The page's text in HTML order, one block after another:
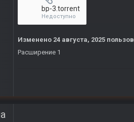
bp-3.torrent
Недоступно
Изменено 24 августа, 2025
Расширение 1